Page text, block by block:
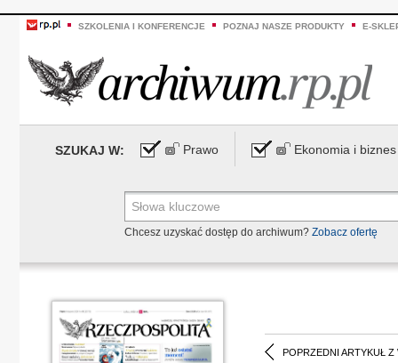
SZKOLENIA I KONFERENCJE POZNAJ NASZE PRODUKTY E-
SZUKAJ W: Prawo Ekonomia i biznes
Chcesz uzyskać dostęp do archiwum? Zobacz ofertę
POPRZEDNI ARTYKUŁ Z